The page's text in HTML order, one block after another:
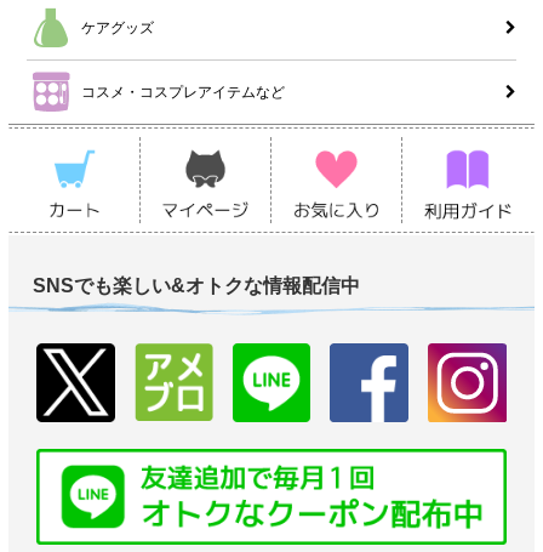
ケアグッズ
コスメ・コスプレアイテムなど
SNSでも楽しい&オトクな情報配信中